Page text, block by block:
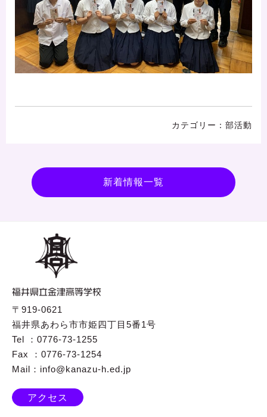
部活動
新着情報一覧
〒919-0621
福井県あわら市市姫四丁目5番1号
Tel ：0776-73-1255
Fax ：0776-73-1254
Mail：info@kanazu-h.ed.jp
アクセス